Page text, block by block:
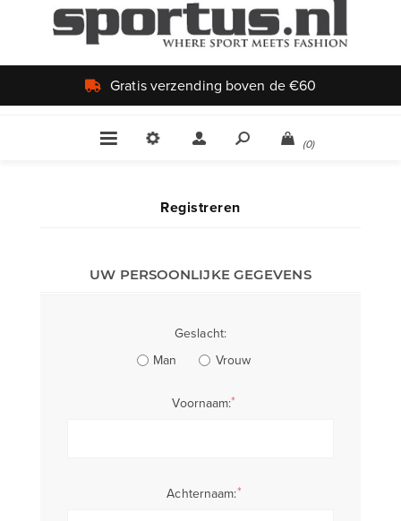
Gratis verzending boven de €60
(0)
Registreren
UW PERSOONLIJKE GEGEVENS
Geslacht:
Man
Vrouw
Voornaam:*
Achternaam:*